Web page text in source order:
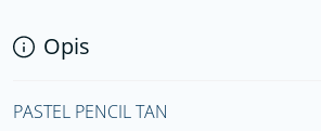
Opis
PASTEL PENCIL TAN